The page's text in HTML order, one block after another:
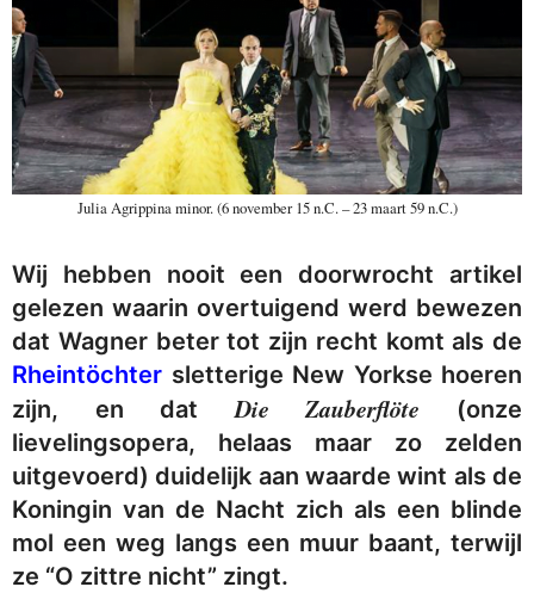
Julia Agrippina minor. (6 november 15 n.C. – 23 maart 59 n.C.)
Wij hebben nooit een doorwrocht artikel
gelezen waarin overtuigend werd bewezen
dat Wagner beter tot zijn recht komt als de
Rheintöchter sletterige New Yorkse hoeren
zijn, en datDie Zauberflöte (onze
lievelingsopera, helaas maar zo zelden
uitgevoerd) duidelijk aan waarde wint als de
Koningin van de Nacht zich als een blinde
mol een weg langs een muur baant, terwijl
ze “O zittre nicht” zingt.